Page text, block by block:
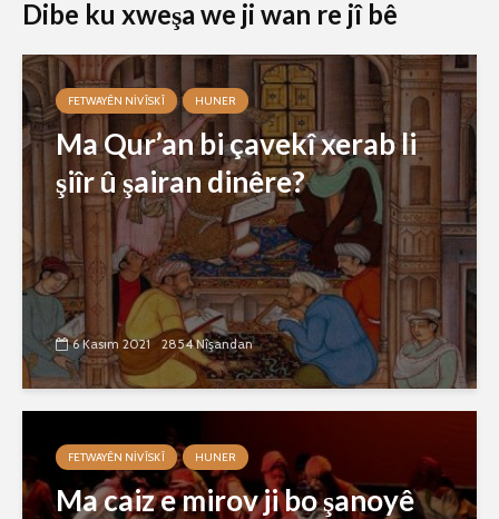
Dibe ku xweşa we ji wan re jî bê
FETWAYÊN NIVÎSKÎ HUNER
Ma Qur’an bi çavekî xerab li
şiîr û şairan dinêre?
6 Kasım 2021 2854 Nîşandan
FETWAYÊN NIVÎSKÎ HUNER
Ma caiz e mirov ji bo şanoyê